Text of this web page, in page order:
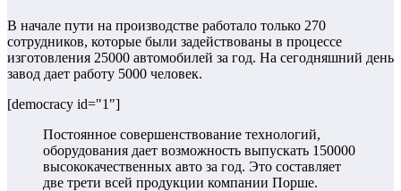
В начале пути на производстве работало только 270
сотрудников, которые были задействованы в процессе
изготовления 25000 автомобилей за год. На сегодняшний день
завод дает работу 5000 человек.
[democracy id="1"]
Постоянное совершенствование технологий,
оборудования дает возможность выпускать 150000
высококачественных авто за год. Это составляет
две трети всей продукции компании Порше.